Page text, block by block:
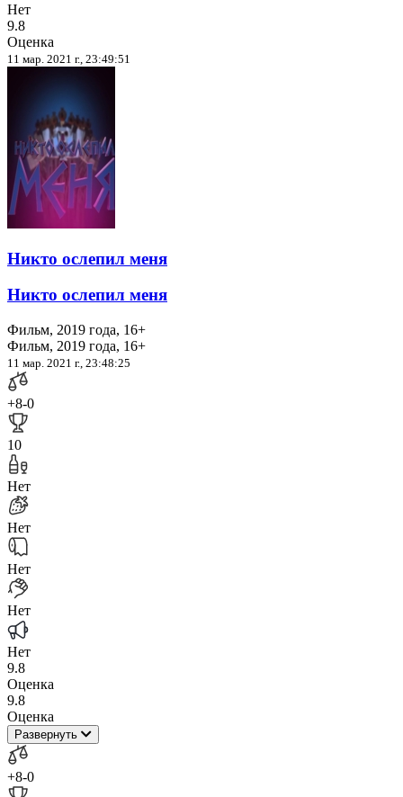
Нет
9.8
Оценка
11 мар. 2021 г., 23:49:51
Никто ослепил меня
Никто ослепил меня
Фильм, 2019 года, 16+
Фильм, 2019 года, 16+
11 мар. 2021 г., 23:48:25
+8-0
10
Нет
Нет
Нет
Нет
Нет
9.8
Оценка
9.8
Оценка
Развернуть
+8-0